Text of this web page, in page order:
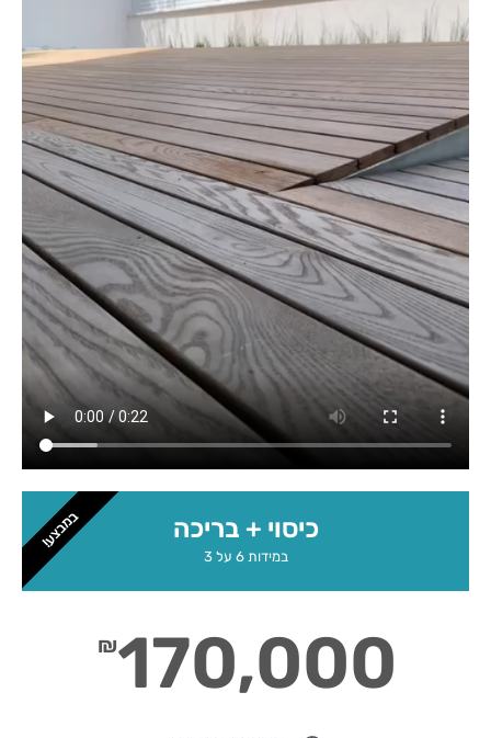
כיסוי + בריכה
במידות 6 על 3
₪170,000
במבצע!